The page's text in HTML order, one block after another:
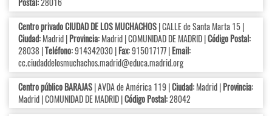
Centro privado CIUDAD DE LOS MUCHACHOS| CALLE de Santa Marta 15 |
Ciudad:Madrid |Provincia:Madrid | COMUNIDAD DE MADRID |Código Postal:
28038 |Teléfono:914342030 |Fax:915017177 |Email:
cc.ciudaddelosmuchachos.madrid@educa.madrid.org
Centro público BARAJAS| AVDA de América 119 |Ciudad:Madrid |Provincia:
Madrid | COMUNIDAD DE MADRID |Código Postal:28042